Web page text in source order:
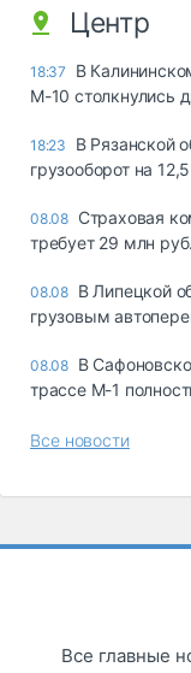
Центр
18:37
В
М-10 столкнулись
18:23
В Рязанской
грузооборот на
08.08 Страховая
требует 29 млн
08.08 В Липецкой
грузовым
08.08 В
трассе М-1
Все новости
Все главные